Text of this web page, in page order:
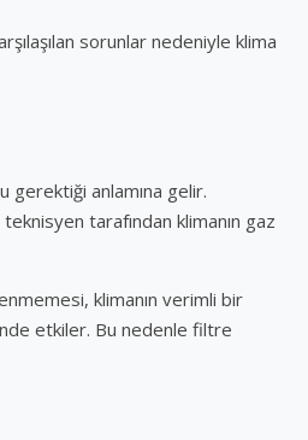
sorunlar nedeniyle klima
gerektiği anlamına gelir.
tarafından klimanın gaz
klimanın verimli bir
etkiler. Bu nedenle filtre